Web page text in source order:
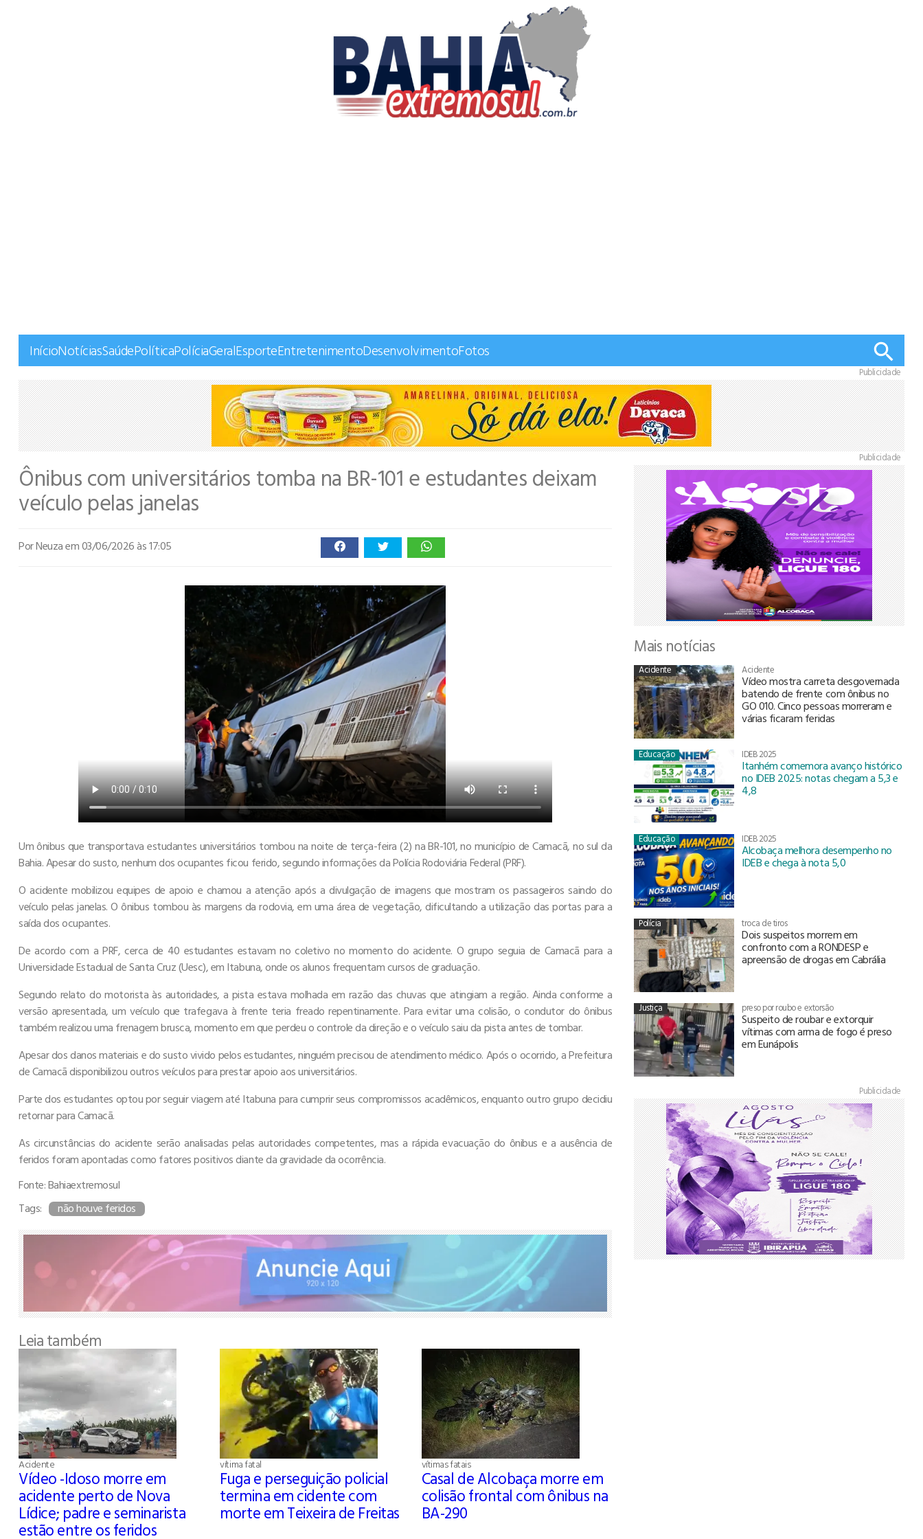
InícioNotíciasSaúdePolíticaPolíciaGeralEsporteEntretenimentoDesenvolvimentoFotos
Publicidade
Ônibus com universitários tomba na BR-101 e estudantes deixam
veículo pelas janelas
Por Neuzaem 03/06/2026 às 17:05
Um ônibus que transportava estudantes universitários tombou na noite de terça-feira (2) na BR-101, no município de Camacã, no sul da
Bahia. Apesar do susto, nenhum dos ocupantes ficou ferido, segundo informações da Polícia Rodoviária Federal (PRF).
O acidente mobilizou equipes de apoio e chamou a atenção após a divulgação de imagens que mostram os passageiros saindo do
veículo pelas janelas. O ônibus tombou às margens da rodovia, em uma área de vegetação, dificultando a utilização das portas para a
saída dos ocupantes.
De acordo com a PRF, cerca de 40 estudantes estavam no coletivo no momento do acidente. O grupo seguia de Camacã para a
Universidade Estadual de Santa Cruz (Uesc), em Itabuna, onde os alunos frequentam cursos de graduação.
Segundo relato do motorista às autoridades, a pista estava molhada em razão das chuvas que atingiam a região. Ainda conforme a
versão apresentada, um veículo que trafegava à frente teria freado repentinamente. Para evitar uma colisão, o condutor do ônibus
também realizou uma frenagem brusca, momento em que perdeu o controle da direção e o veículo saiu da pista antes de tombar.
Apesar dos danos materiais e do susto vivido pelos estudantes, ninguém precisou de atendimento médico. Após o ocorrido, a Prefeitura
de Camacã disponibilizou outros veículos para prestar apoio aos universitários.
Parte dos estudantes optou por seguir viagem até Itabuna para cumprir seus compromissos acadêmicos, enquanto outro grupo decidiu
retornar para Camacã.
As circunstâncias do acidente serão analisadas pelas autoridades competentes, mas a rápida evacuação do ônibus e a ausência de
feridos foram apontadas como fatores positivos diante da gravidade da ocorrência.
Fonte: Bahiaextremosul
Tags:
não houve feridos
Leia também
Acidente
Vídeo -Idoso morre em
acidente perto de Nova
Lídice; padre e seminarista
estão entre os feridos
vítima fatal
Fuga e perseguição policial
termina em cidente com
morte em Teixeira de Freitas
vítimas fatais
Casal de Alcobaça morre em
colisão frontal com ônibus na
BA-290
Publicidade
Mais notícias
Acidente Acidente
Vídeo mostra carreta desgovernada
batendo de frente com ônibus no
GO 010. Cinco pessoas morreram e
várias ficaram feridas
Educação IDEB 2025
Itanhém comemora avanço histórico
no IDEB 2025: notas chegam a 5,3 e
4,8
Educação IDEB 2025
Alcobaça melhora desempenho no
IDEB e chega à nota 5,0
Polícia troca de tiros
Dois suspeitos morrem em
confronto com a RONDESP e
apreensão de drogas em Cabrália
Justiça preso por roubo e extorsão
Suspeito de roubar e extorquir
vítimas com arma de fogo é preso
em Eunápolis
Publicidade